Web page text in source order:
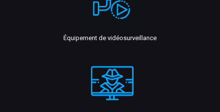
Équipement de vidéosurveillance